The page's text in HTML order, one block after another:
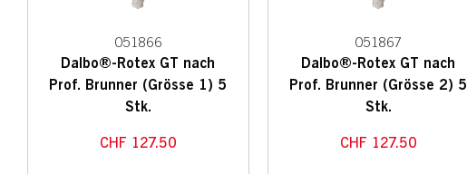
051866
Dalbo®-Rotex GT nach
Prof. Brunner (Grösse 1) 5
Stk.
CHF 127.50
051867
Dalbo®-Rotex GT nach
Prof. Brunner (Grösse 2) 5
Stk.
CHF 127.50